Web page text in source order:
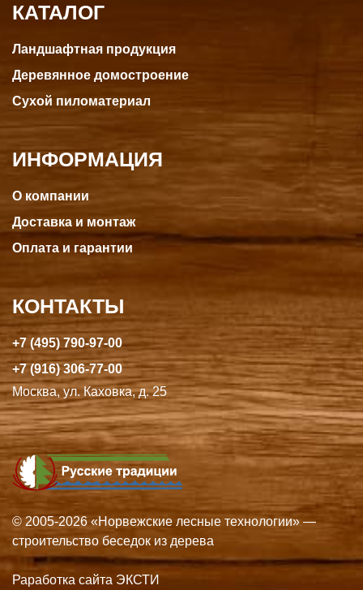
КАТАЛОГ
Ландшафтная продукция
Деревянное домостроение
Сухой пиломатериал
ИНФОРМАЦИЯ
О компании
Доставка и монтаж
Оплата и гарантии
КОНТАКТЫ
+7 (495) 790-97-00
+7 (916) 306-77-00
Москва, ул. Каховка, д. 25
© 2005-2026 «Норвежские лесные технологии» —
строительство беседок из дерева
Раработка сайта ЭКСТИ